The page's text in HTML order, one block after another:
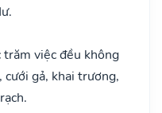
trăm việc đều không
cưới gả, khai trương,